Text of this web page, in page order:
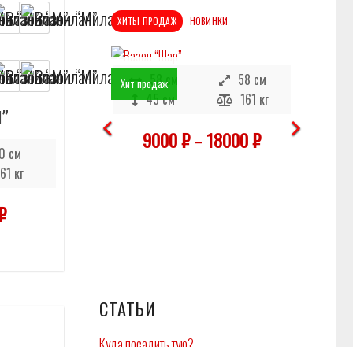
см
кг
ХИТЫ ПРОДАЖ НОВИНКИ
Хит продаж
Отложить
58 см
58 см
45 см
161 кг
9000₽– 18000₽
69 см
СТАТЬИ